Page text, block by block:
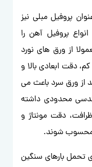
پروفیل مبلی نیز
پروفیل آهن را
از ورق های نورد
دقت ابعادی بالا و
از ورق سرد باعث می
محدودی داشته
ظرافت، دقت مونتاژ و
محسوب شوند.
تحمل بارهای سنگین